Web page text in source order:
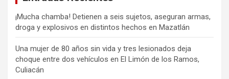
¡Mucha chamba! Detienen a seis sujetos, aseguran armas,
droga y explosivos en distintos hechos en Mazatlán
Una mujer de 80 años sin vida y tres lesionados deja
choque entre dos vehículos en El Limón de los Ramos,
Culiacán